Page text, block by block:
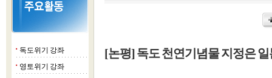
■ 독도위기 강좌
■ 영토위기 강좌
[논평] 독도 천연기념물 지정은